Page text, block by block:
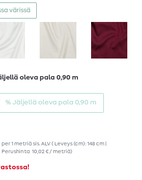
värissä
oleva pala 0,90 m
% Jäljellä oleva pala 0,90 m
per1 metriäsis. ALV( Leveys (cm): 148 cm |
Perushinta 10,02 € / metriä)